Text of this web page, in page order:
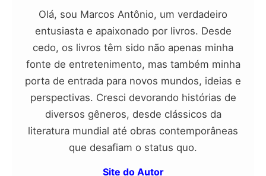
Olá, sou Marcos Antônio, um verdadeiro
entusiasta e apaixonado por livros. Desde
cedo, os livros têm sido não apenas minha
fonte de entretenimento, mas também minha
porta de entrada para novos mundos, ideias e
perspectivas. Cresci devorando histórias de
diversos gêneros, desde clássicos da
literatura mundial até obras contemporâneas
que desafiam o status quo.
Site do Autor